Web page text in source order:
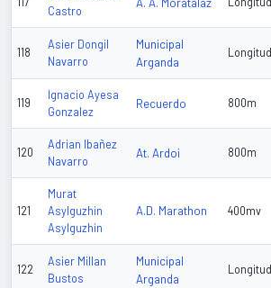
Castro
A. A. Moratalaz
118
Asier Dongil
Navarro
Municipal
Arganda
Longitud
119
Ignacio Ayesa
Gonzalez
Recuerdo 800m
120
Adrian Ibañez
Navarro
At. Ardoi 800m
121
Murat
Asylguzhin
Asylguzhin
A.D. Marathon 400mv
122
Asier Millan
Bustos
Municipal
Arganda
Longitud